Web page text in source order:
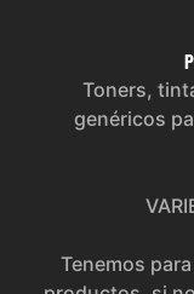
Toners,
genéricos
Tenemos